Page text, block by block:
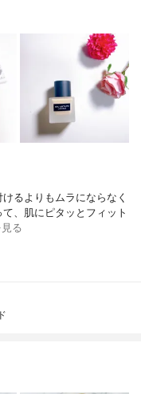
るよりもムラにならなく
、肌にピタッとフィット
る